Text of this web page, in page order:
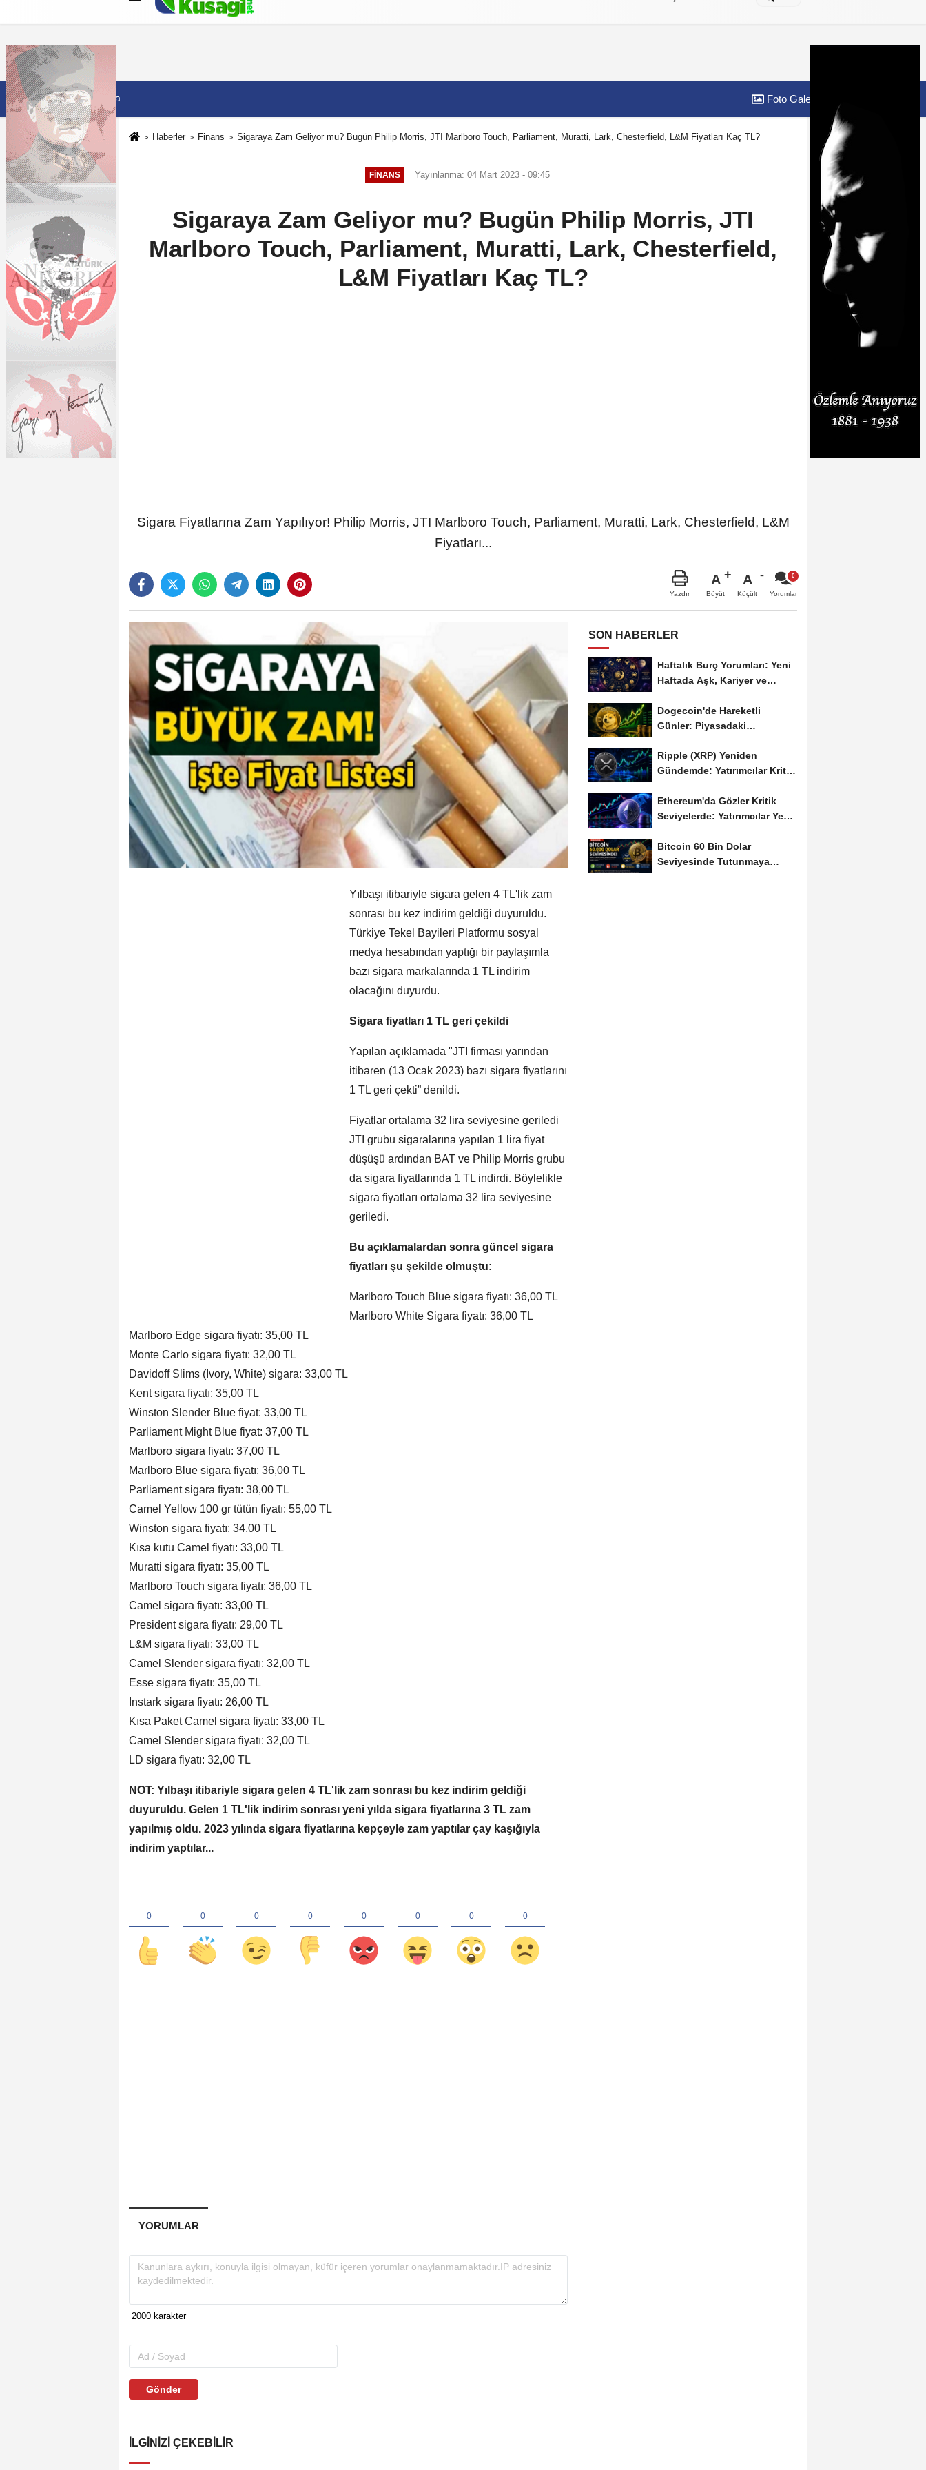
Künye İletişim Çerez Politikası
7 Ağustos 2026, Cuma Foto Galeri
Haberler Finans Sigaraya Zam Geliyor mu? Bugün Philip Morris, JTI Marlboro Touch, Parliament, Muratti, Lark, Chesterfield, L&M Fiyatları Kaç TL?
FINANS Yayınlanma: 04 Mart 2023 - 09:45
Sigaraya Zam Geliyor mu? Bugün Philip Morris, JTI
Marlboro Touch, Parliament, Muratti, Lark, Chesterfield,
L&M Fiyatları Kaç TL?
Sigara Fiyatlarına Zam Yapılıyor! Philip Morris, JTI Marlboro Touch, Parliament, Muratti, Lark, Chesterfield, L&M
Fiyatları...
Yazdır
A
Büyüt
A
Küçült Yorumlar
Yılbaşı itibariyle sigara gelen 4 TL'lik zam
sonrası bu kez indirim geldiği duyuruldu.
Türkiye Tekel Bayileri Platformu sosyal
medya hesabından yaptığı bir paylaşımla
bazı sigara markalarında 1 TL indirim
olacağını duyurdu.
Sigara fiyatları 1 TL geri çekildi
Yapılan açıklamada "JTI firması yarından
itibaren (13 Ocak 2023) bazı sigara fiyatlarını
1 TL geri çekti” denildi.
Fiyatlar ortalama 32 lira seviyesine geriledi
JTI grubu sigaralarına yapılan 1 lira fiyat
düşüşü ardından BAT ve Philip Morris grubu
da sigara fiyatlarında 1 TL indirdi. Böylelikle
sigara fiyatları ortalama 32 lira seviyesine
geriledi.
Bu açıklamalardan sonra güncel sigara
fiyatları şu şekilde olmuştu:
Marlboro Touch Blue sigara fiyatı: 36,00 TL
Marlboro White Sigara fiyatı: 36,00 TL
Marlboro Edge sigara fiyatı: 35,00 TL
Monte Carlo sigara fiyatı: 32,00 TL
Davidoff Slims (Ivory, White) sigara: 33,00 TL
Kent sigara fiyatı: 35,00 TL
Winston Slender Blue fiyat: 33,00 TL
Parliament Might Blue fiyat: 37,00 TL
Marlboro sigara fiyatı: 37,00 TL
Marlboro Blue sigara fiyatı: 36,00 TL
Parliament sigara fiyatı: 38,00 TL
Camel Yellow 100 gr tütün fiyatı: 55,00 TL
Winston sigara fiyatı: 34,00 TL
Kısa kutu Camel fiyatı: 33,00 TL
Muratti sigara fiyatı: 35,00 TL
Marlboro Touch sigara fiyatı: 36,00 TL
Camel sigara fiyatı: 33,00 TL
President sigara fiyatı: 29,00 TL
L&M sigara fiyatı: 33,00 TL
Camel Slender sigara fiyatı: 32,00 TL
Esse sigara fiyatı: 35,00 TL
Instark sigara fiyatı: 26,00 TL
Kısa Paket Camel sigara fiyatı: 33,00 TL
Camel Slender sigara fiyatı: 32,00 TL
LD sigara fiyatı: 32,00 TL
NOT: Yılbaşı itibariyle sigara gelen 4 TL'lik zam sonrası bu kez indirim geldiği
duyuruldu. Gelen 1 TL'lik indirim sonrası yeni yılda sigara fiyatlarına 3 TL zam
yapılmış oldu. 2023 yılında sigara fiyatlarına kepçeyle zam yaptılar çay kaşığıyla
indirim yaptılar...
YORUMLAR
Gönder
İLGINIZI ÇEKEBILIR
SON HABERLER
Haftalık Burç Yorumları: Yeni
Haftada Aşk, Kariyer ve
Dogecoin'de Hareketli
Günler: Piyasadaki
de...
Ripple (XRP) Yeniden
Gündemde: Yatırımcılar Kritik
Ethereum'da Gözler Kritik
Seviyelerde: Yatırımcılar Yeni
Bitcoin 60 Bin Dolar
Seviyesinde Tutunmaya